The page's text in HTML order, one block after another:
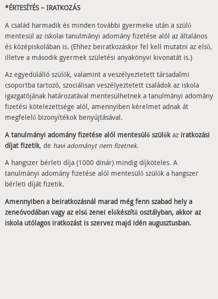
*ÉRTESÍTÉS – IRATKOZÁS
A család harmadik és minden további gyermeke után a szülő
mentesül az iskolai tanulmányi adomány fizetése alól az általános
és középiskolában is. (Ehhez beiratkozáskor fel kell mutatni az első,
illetve a második gyermek születési anyakönyvi kivonatát is.)
Az egyedülálló szülők, valamint a veszélyeztetett társadalmi
csoportba tartozó, szociálisan veszélyeztetett családok az iskola
igazgatójának határozatával mentesülhetnek a tanulmányi adomány
fizetési kötelezettsége alól, amennyiben kérelmet adnak át
megfelelő bizonyítékok benyújtásával.
A tanulmányi adomány fizetése alól mentesülő szülőkaz iratkozási
díjat fizetik, de havi adományt nem fizetnek.
A hangszer bérleti díja (1000 dinár) mindig díjköteles. A
tanulmányi adomány fizetése alól mentesülő szülők a hangszer
bérleti díját fizetik.
Amennyiben a beiratkozásnál marad még fenn szabad hely a
zeneóvodában vagy az első zenei előkészítő osztályban, akkor az
iskola utólagos iratkozást is szervez majd idén augusztusban.